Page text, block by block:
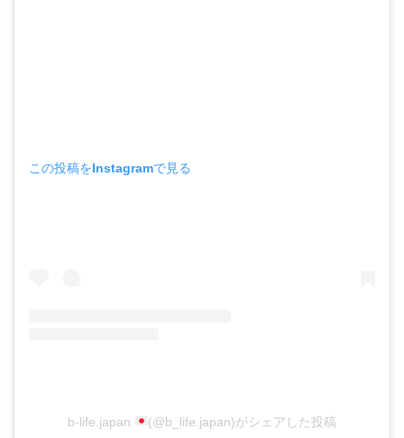
この投稿をInstagramで見る
b-life.japan (@b_life.japan)がシェアした投稿